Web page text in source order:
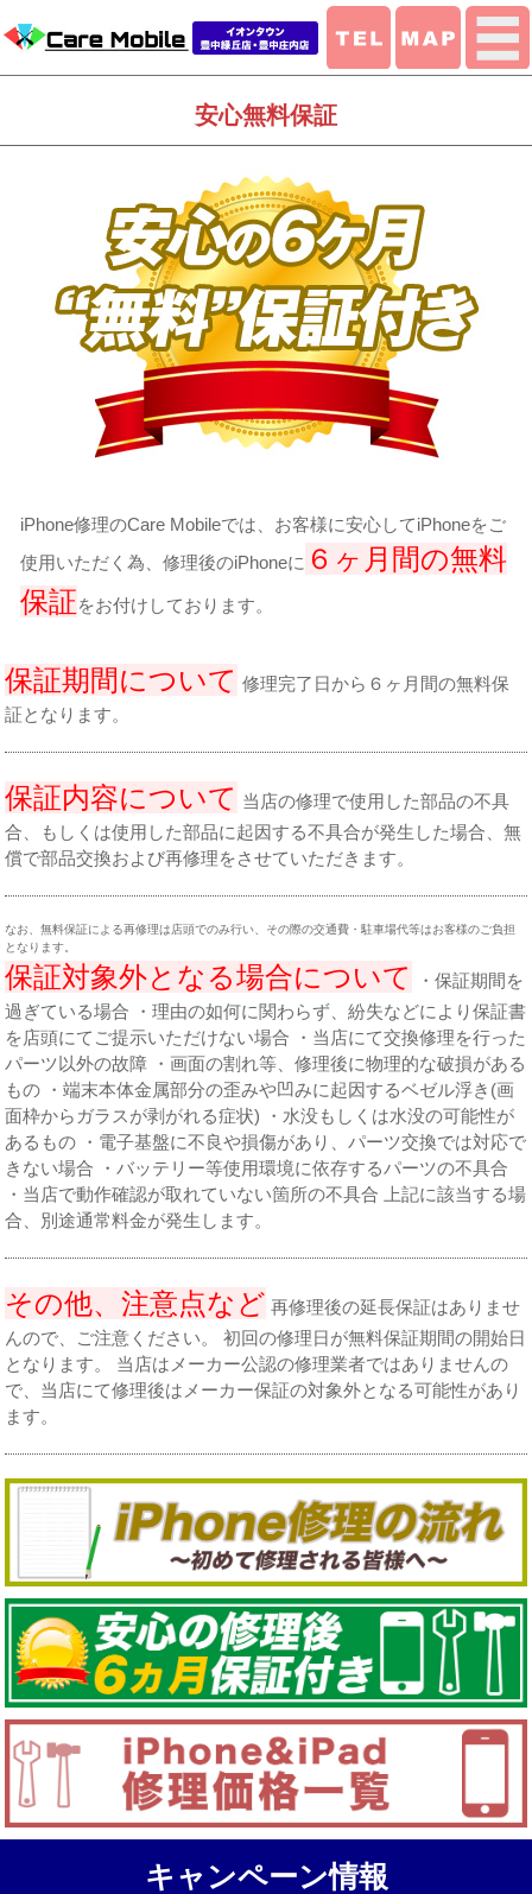
安心無料保証
iPhone修理のCare Mobileでは、お客様に安心してiPhoneをご
使用いただく為、修理後のiPhoneに ６ヶ月間の無料
保証をお付けしております。
保証期間について 修理完了日から６ヶ月間の無料保
証となります。
保証内容について 当店の修理で使用した部品の不具
合、もしくは使用した部品に起因する不具合が発生した場合、無
償で部品交換および再修理をさせていただきます。
なお、無料保証による再修理は店頭でのみ行い、その際の交通費・駐車場代等はお客様のご負担
となります。
保証対象外となる場合について
・保証期間を
過ぎている場合 ・理由の如何に関わらず、紛失などにより保証書
を店頭にてご提示いただけない場合 ・当店にて交換修理を行った
パーツ以外の故障 ・画面の割れ等、修理後に物理的な破損がある
もの ・端末本体金属部分の歪みや凹みに起因するベゼル浮き(画
面枠からガラスが剥がれる症状) ・水没もしくは水没の可能性が
あるもの ・電子基盤に不良や損傷があり、パーツ交換では対応で
きない場合 ・バッテリー等使用環境に依存するパーツの不具合
・当店で動作確認が取れていない箇所の不具合 上記に該当する場
合、別途通常料金が発生します。
その他、注意点など 再修理後の延長保証はありませ
んので、ご注意ください。 初回の修理日が無料保証期間の開始日
となります。 当店はメーカー公認の修理業者ではありませんの
で、当店にて修理後はメーカー保証の対象外となる可能性があり
ます。
キャンペーン情報